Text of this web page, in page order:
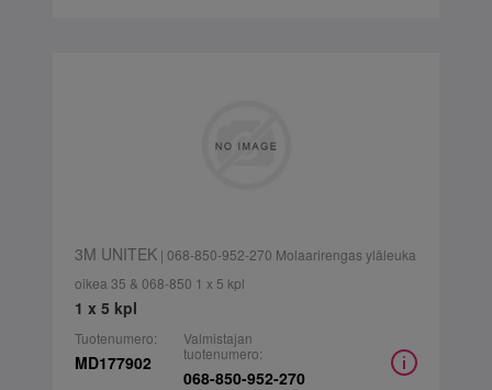
3M UNITEK| 068-850-952-270 Molaarirengas yläleuka
oikea 35 & 068-850 1 x 5 kpl
1 x 5 kpl
Tuotenumero:
MD177902
Valmistajan
tuotenumero:
068-850-952-270